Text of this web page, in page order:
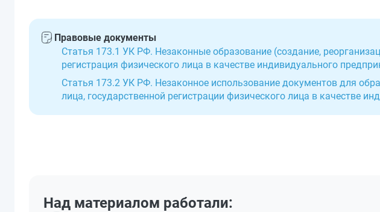
Правовые документы
Статья 173.1 УК РФ. Незаконные образование (создание,
регистрация физического лица в качестве индивидуального
Статья 173.2 УК РФ. Незаконное использование документов для
лица, государственной регистрации физического лица в качестве
Над материалом работали: